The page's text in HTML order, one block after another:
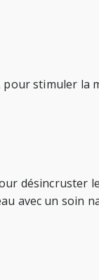
stimuler la
désincruster
avec un soin